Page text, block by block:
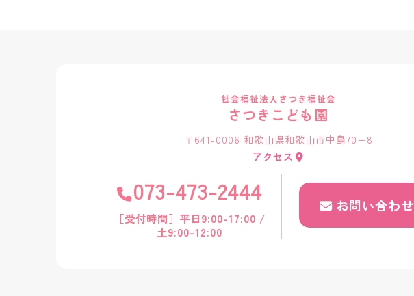
社会福祉法人さつき福祉会
さつきこども園
〒641-0006 和歌山県和歌山市中島70−8
アクセス
073-473-2444
［受付時間］平日9:00-17:00 /
土9:00-12:00
お問い合わせ